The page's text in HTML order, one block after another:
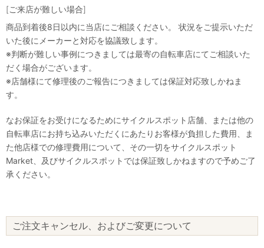
[ご来店が難しい場合]
商品到着後8日以内に当店にご相談ください。 状況をご提示いただ
いた後にメーカーと対応を協議致します。
※判断が難しい事例につきましては最寄の自転車店にてご相談いた
だく場合がございます。
※店舗様にて修理後のご報告につきましては保証対応致しかねま
す。
なお保証をお受けになるためにサイクルスポット店舗、または他の
自転車店にお持ち込みいただくにあたりお客様が負担した費用、ま
た他店様での修理費用について、その一切をサイクルスポット
Market、及びサイクルスポットでは保証致しかねますので予めご了
承ください。
ご注文キャンセル、およびご変更について